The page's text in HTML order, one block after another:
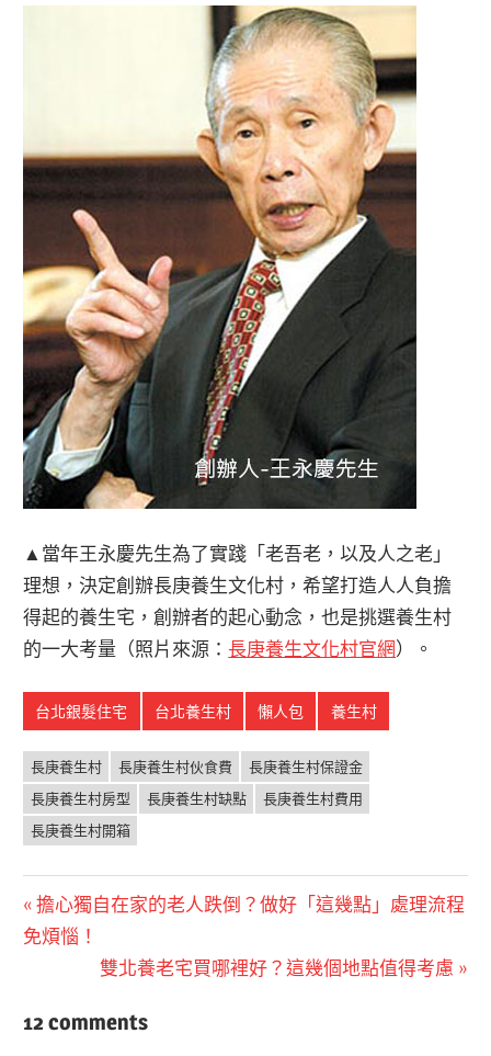
▲當年王永慶先生為了實踐「老吾老，以及人之老」
理想，決定創辦長庚養生文化村，希望打造人人負擔
得起的養生宅，創辦者的起心動念，也是挑選養生村
的一大考量（照片來源： 長庚養生文化村官網）。
台北銀髮住宅 台北養生村 懶人包 養生村
長庚養生村 長庚養生村伙食費
長庚養生村保證金
長庚養生村房型
長庚養生村缺點
長庚養生村費用
長庚養生村開箱
文
章
覽
Previous
Post:
擔心獨自在家的老人跌倒？做好「這幾點」處理流程
免煩惱！
Next
雙北養老宅買哪裡好？這幾個地點值得考慮
12 comments